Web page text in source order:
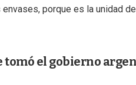
porque es la unidad
tomó el gobierno